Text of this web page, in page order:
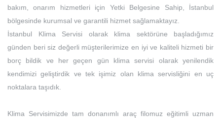
bakım, onarım hizmetleri için Yetki Belgesine Sahip, İstanbul
bölgesinde kurumsal ve garantili hizmet sağlamaktayız.
İstanbul Klima Servisi olarak klima sektörüne başladığımız
günden beri siz değerli müşterilerimize en iyi ve kaliteli hizmeti bir
borç bildik ve her geçen gün klima servisi olarak yenilendik
kendimizi geliştirdik ve tek işimiz olan klima servisliğini en uç
noktalara taşıdık.
Klima Servisimizde tam donanımlı araç filomuz eğitimli uzman